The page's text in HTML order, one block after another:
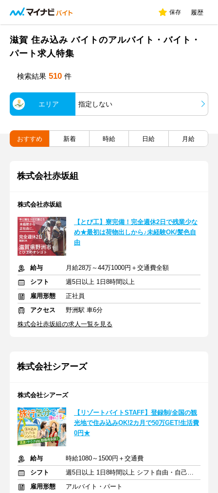
保存 履歴
滋賀 住み込み バイトのアルバイト・バイト・
パート求人特集
検索結果 510 件
エリア 指定しない
おすすめ 新着 時給 日給 月給
株式会社赤坂組
株式会社赤坂組
【とび工】寮完備！完全週休2日で残業少な
め★最初は荷物出しから♪未経験OK/髪色自
由
給与
月給28万～44万1000円＋交通費全額
シフト
週5日以上 1日8時間以上
雇用形態
正社員
アクセス
野洲駅 車6分
株式会社赤坂組の求人一覧を見る
株式会社シアーズ
株式会社シアーズ
【リゾートバイトSTAFF】登録制/全国の観
光地で住み込みOK!2カ月で50万GET!生活費
0円★
給与
時給1080～1500円＋交通費
シフト
週5日以上 1日8時間以上 シフト自由・自己申告
雇用形態
アルバイト・パート